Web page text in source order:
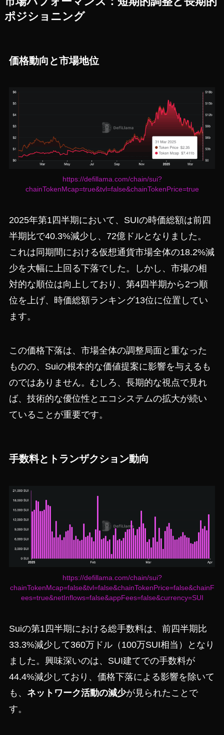
ポジショニング
価格動向と市場地位
https://defillama.com/chain/sui?
chainTokenMcap=true&tvl=false&chainTokenPrice=true
2025年第1四半期において、SUIの時価総額は前四
半期比で40.3%減少し、72億ドルとなりました。
これは同期間における仮想通貨市場全体の18.2%減
少を大幅に上回る下落でした。しかし、市場の相
対的な順位は向上しており、第4四半期から2つ順
位を上げ、時価総額ランキング13位に位置してい
ます。
この価格下落は、市場全体の調整局面と重なった
ものの、Suiの根本的な価値提案に影響を与えるも
のではありません。むしろ、長期的な視点で見れ
ば、技術的な優位性とエコシステムの拡大が続い
ていることが重要です。
手数料とトランザクション動向
https://defillama.com/chain/sui?
chainTokenMcap=false&tvl=false&chainTokenPrice=false&chainF
ees=true&netInflows=false&appFees=false&currency=SUI
Suiの第1四半期における総手数料は、前四半期比
33.3%減少して360万ドル（100万SUI相当）となり
ました。興味深いのは、SUI建てでの手数料が
44.4%減少しており、価格下落による影響を除いて
も、 ネットワーク活動の減少が見られたことで
す。